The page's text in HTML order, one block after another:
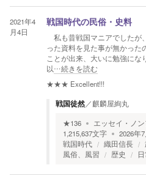
2021年4
月4日
戦国時代の民俗・史料
私も昔戦国マニアでしたが
った資料を見た事が無かった
ことが出来、大いに勉強に
以…続きを読む
★★★ Excellent!!!
戦国徒然／麒麟屋絢丸
★136 エッセイ・ノ
1,215,637文字 2026年
戦国時代
織田信長
風俗、風習
歴史